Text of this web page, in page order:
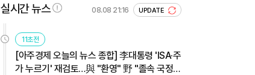
실시간 뉴스 08.08 21:16 UPDATE
11초전
[아주경제 오늘의 뉴스 종합] 李대통령 'ISA·주
가 누르기' 재검토…與 "환영" 野 "졸속 국정"